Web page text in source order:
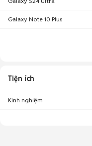
Galaxy Note 10 Plus
Tiện ích
Kinh nghiệm